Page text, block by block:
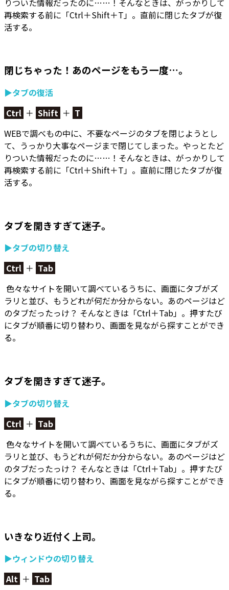
再検索する前に「Ctrl＋Shift＋T」。 直前に閉じたタブが復
活する。
閉じちゃった！あのページをもう一度…。
▶タブの復活
Ctrl ＋ Shift ＋ T
WEBで調べもの中に、不要なページのタブを閉じようとし
て、うっかり大事なページまで閉じてしまった。やっとたど
りついた情報だったのに……！そんなときは、がっかりして
再検索する前に「Ctrl＋Shift＋T」。 直前に閉じたタブが復
活する。
タブを開きすぎて迷子。
▶タブの切り替え
Ctrl ＋ Tab
色々なサイトを開いて調べているうちに、画面にタブがズ
ラリと並び、もうどれが何だか分からない。あのページはど
のタブだったっけ？ そんなときは「Ctrl＋Tab」。 押すたび
にタブが順番に切り替わり、画面を見ながら探すことができ
る。
タブを開きすぎて迷子。
▶タブの切り替え
Ctrl ＋ Tab
色々なサイトを開いて調べているうちに、画面にタブがズ
ラリと並び、もうどれが何だか分からない。あのページはど
のタブだったっけ？ そんなときは「Ctrl＋Tab」。 押すたび
にタブが順番に切り替わり、画面を見ながら探すことができ
る。
いきなり近付く上司。
▶ウィンドウの切り替え
Alt ＋ Tab